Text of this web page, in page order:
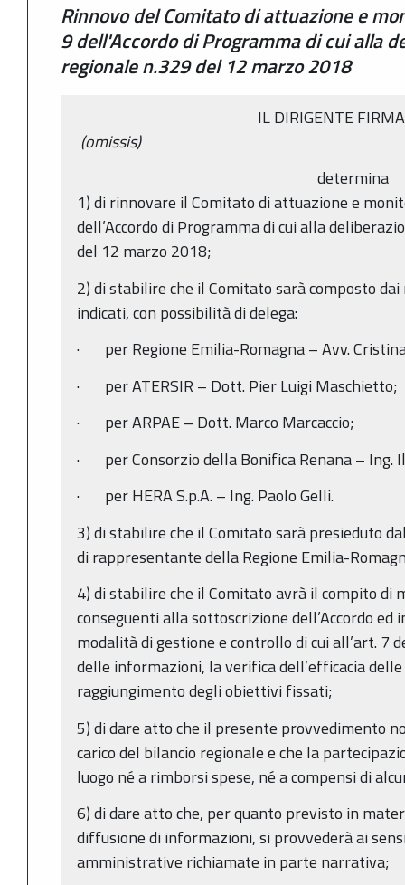
Rinnovo del Comitato di attuazione e
9 dell'Accordo di Programma di cui alla
regionale n.329 del 12 marzo 2018
IL DIRIGENTE
(omissis)
determina
1) di rinnovare il Comitato di attuazione e
dell’Accordo di Programma di cui alla
del 12 marzo 2018;
2) di stabilire che il Comitato sarà composto
indicati, con possibilità di delega:
· per Regione Emilia-Romagna – Avv.
· per ATERSIR – Dott. Pier Luigi Maschietto;
· per ARPAE – Dott. Marco Marcaccio;
· per Consorzio della Bonifica Renana – Ing.
· per HERA S.p.A. – Ing. Paolo Gelli.
3) di stabilire che il Comitato sarà presieduto
di rappresentante della Regione Emilia-
4) di stabilire che il Comitato avrà il compito
conseguenti alla sottoscrizione dell’Accordo
modalità di gestione e controllo di cui all’art. 7
delle informazioni, la verifica dell’efficacia
raggiungimento degli obiettivi fissati;
5) di dare atto che il presente provvedimento
carico del bilancio regionale e che la
luogo né a rimborsi spese, né a compensi di
6) di dare atto che, per quanto previsto in
diffusione di informazioni, si provvederà ai
amministrative richiamate in parte narrativa;